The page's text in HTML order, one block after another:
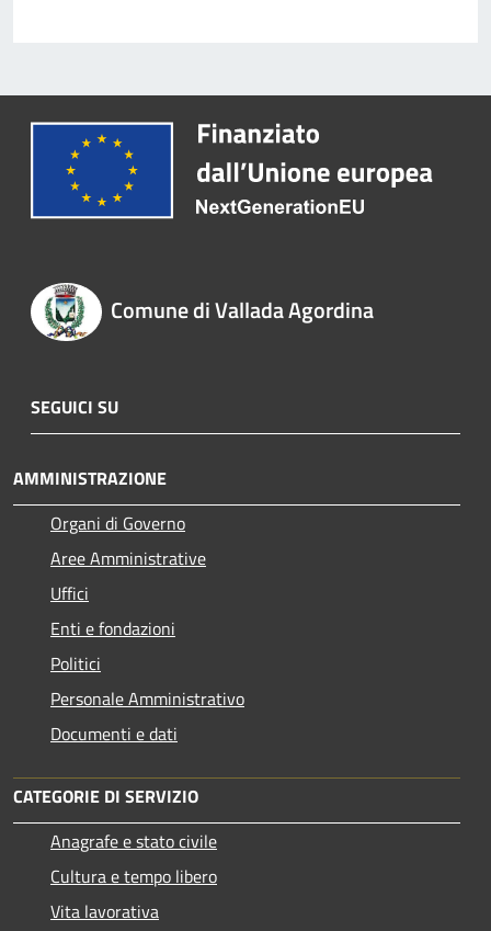
Comune di Vallada Agordina
SEGUICI SU
AMMINISTRAZIONE
Organi di Governo
Aree Amministrative
Uffici
Enti e fondazioni
Politici
Personale Amministrativo
Documenti e dati
CATEGORIE DI SERVIZIO
Anagrafe e stato civile
Cultura e tempo libero
Vita lavorativa